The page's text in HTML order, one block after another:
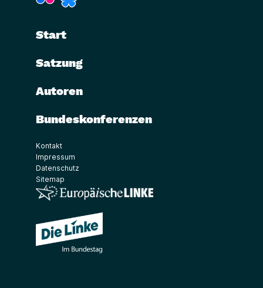
Start
Satzung
Autoren
Bundeskonferenzen
Kontakt
Impressum
Datenschutz
Sitemap
(Link öffnet ein neues Fenster)